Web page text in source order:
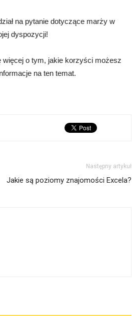
na pytanie dotyczące marży w
dyspozycji!
więcej o tym, jakie korzyści możesz
na ten temat.
Następny artykuł
Jakie są poziomy znajomości Excela?